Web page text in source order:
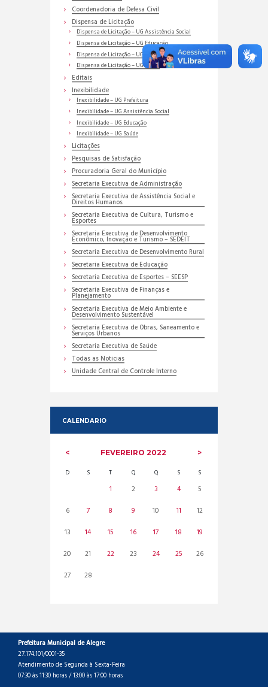
Coordenadoria de Defesa Civil
Dispensa de Licitação
Dispensa de Licitação – UG Assistência Social
Dispensa de Licitação – UG Educação
Dispensa de Licitação – UG Prefeitura
Dispensa de Licitação – UG Saúde
Editais
Inexibilidade
Inexibilidade – UG Prefeitura
Inexibilidade – UG Assistência Social
Inexibilidade – UG Educação
Inexibilidade – UG Saúde
Licitações
Pesquisas de Satisfação
Procuradoria Geral do Município
Secretaria Executiva de Administração
Secretaria Executiva de Assistência Social e
Direitos Humanos
Secretaria Executiva de Cultura, Turismo e
Esportes
Secretaria Executiva de Desenvolvimento
Econômico, Inovação e Turismo – SEDEIT
Secretaria Executiva de Desenvolvimento Rural
Secretaria Executiva de Educação
Secretaria Executiva de Esportes – SEESP
Secretaria Executiva de Finanças e
Planejamento
Secretaria Executiva de Meio Ambiente e
Desenvolvimento Sustentável
Secretaria Executiva de Obras, Saneamento e
Serviços Urbanos
Secretaria Executiva de Saúde
Todas as Noticias
Unidade Central de Controle Interno
CALENDARIO
FEVEREIRO2022
D S T Q Q S S
1 2 3 4
5
6
7 8 9 10 11
12
13
14 15 16 17 18
19
20
21 22 23 24 25
26
27
28
Prefeitura Municipal de Alegre
27.174.101/0001-35
Atendimento de Segunda à Sexta-Feira
07:30 às 11:30 horas / 13:00 às 17:00 horas